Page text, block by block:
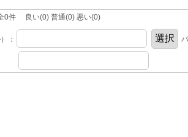
0件 良い(0) 普通(0) 悪い(0)
：